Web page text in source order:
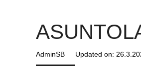
AdminSB Updated on: